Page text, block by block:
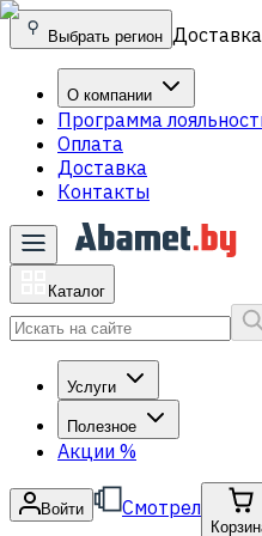
Выбрать регион
О компании
Программа
Оплата
Доставка
Контакты
Каталог
Услуги
Полезное
Акции %
Войти Смотрел